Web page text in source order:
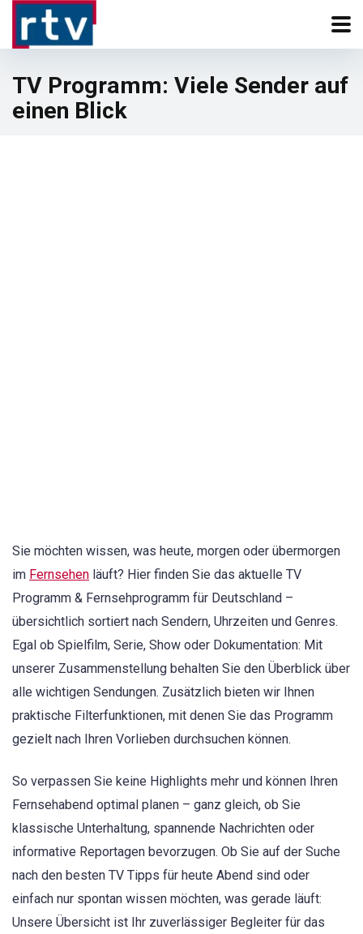
TV Programm: Viele Sender auf
einen Blick
Sie möchten wissen, was heute, morgen oder übermorgen
im Fernsehen läuft? Hier finden Sie das aktuelle TV
Programm & Fernsehprogramm für Deutschland –
übersichtlich sortiert nach Sendern, Uhrzeiten und Genres.
Egal ob Spielfilm, Serie, Show oder Dokumentation: Mit
unserer Zusammenstellung behalten Sie den Überblick über
alle wichtigen Sendungen. Zusätzlich bieten wir Ihnen
praktische Filterfunktionen, mit denen Sie das Programm
gezielt nach Ihren Vorlieben durchsuchen können.
So verpassen Sie keine Highlights mehr und können Ihren
Fernsehabend optimal planen – ganz gleich, ob Sie
klassische Unterhaltung, spannende Nachrichten oder
informative Reportagen bevorzugen. Ob Sie auf der Suche
nach den besten TV Tipps für heute Abend sind oder
einfach nur spontan wissen möchten, was gerade läuft:
Unsere Übersicht ist Ihr zuverlässiger Begleiter für das